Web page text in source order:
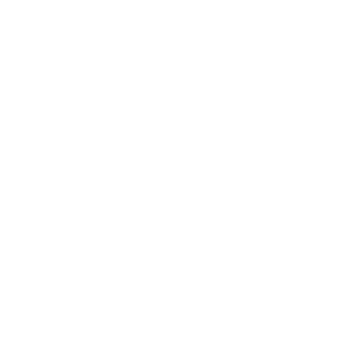
La
Esa es
sobre lo
líneas
Y si soy